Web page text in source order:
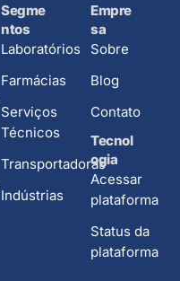
Segme
ntos
Laboratórios
Farmácias
Serviços
Técnicos
Transportadoras
Indústrias
Empre
sa
Sobre
Blog
Contato
Tecnol
ogia
Acessar
plataforma
Status da
plataforma